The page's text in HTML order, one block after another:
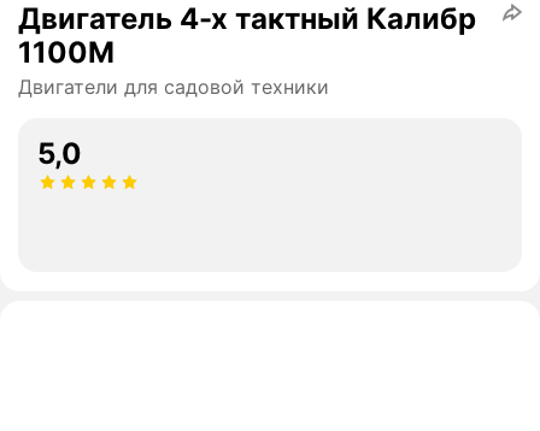
Двигатель 4-х тактный Калибр
1100М
Двигатели для садовой техники
5,0